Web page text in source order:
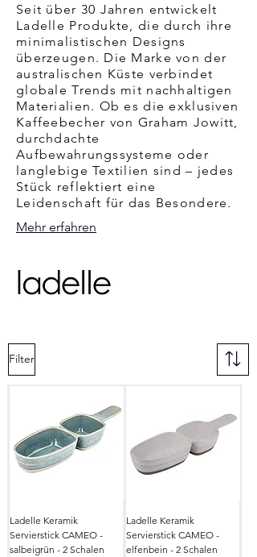
Seit über 30 Jahren entwickelt
Ladelle Produkte, die durch ihre
minimalistischen Designs
überzeugen. Die Marke von der
australischen Küste verbindet
globale Trends mit nachhaltigen
Materialien. Ob es die exklusiven
Kaffeebecher von Graham Jowitt,
durchdachte
Aufbewahrungssysteme oder
langlebige Textilien sind – jedes
Stück reflektiert eine
Leidenschaft für das Besondere.
Mehr erfahren
Filter
Ladelle Keramik
Servierstick CAMEO -
salbeigrün - 2 Schalen
Ladelle Keramik
Servierstick CAMEO -
elfenbein - 2 Schalen